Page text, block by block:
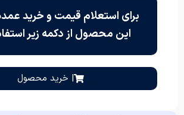
برای استعلام قیمت و خرید
این محصول از دکمه زیر
| خرید محصول